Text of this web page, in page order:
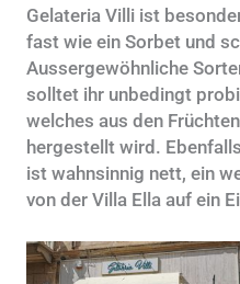
Gelateria Villi ist
fast wie ein Sorbet und
Aussergewöhnliche
solltet ihr unbedingt
welches aus den
hergestellt wird.
ist wahnsinnig nett, ein
von der Villa Ella auf ein